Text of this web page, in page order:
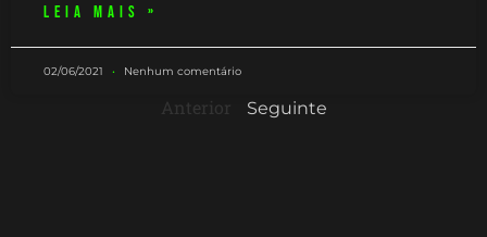
LEIA MAIS »
02/06/2021 Nenhum comentário
Anterior Seguinte